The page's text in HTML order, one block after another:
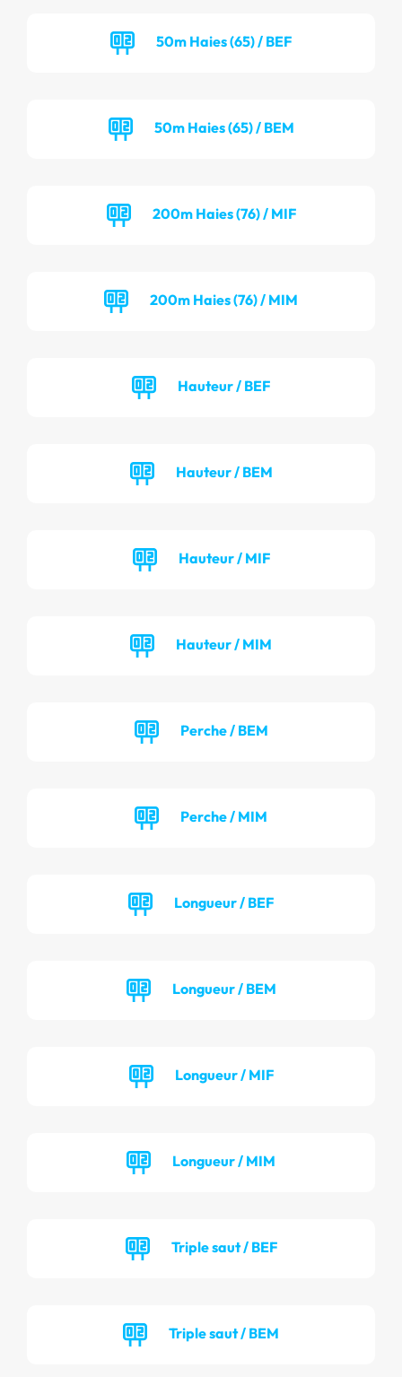
50m Haies (65) / BEF
50m Haies (65) / BEM
200m Haies (76) / MIF
200m Haies (76) / MIM
Hauteur / BEF
Hauteur / BEM
Hauteur / MIF
Hauteur / MIM
Perche / BEM
Perche / MIM
Longueur / BEF
Longueur / BEM
Longueur / MIF
Longueur / MIM
Triple saut / BEF
Triple saut / BEM